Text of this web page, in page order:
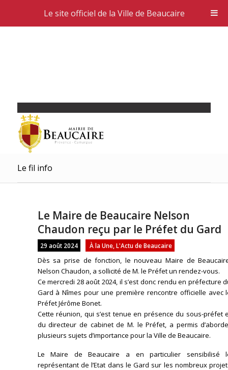
Le fil info
Le Maire de Beaucaire Nelson
Chaudon reçu par le Préfet du Gard
29 août 2024 À la Une, L'Actu de Beaucaire
Dès sa prise de fonction, le nouveau Maire de
Nelson Chaudon, a sollicité de M. le Préfet un rendez-vous.
Ce mercredi 28 août 2024, il s’est donc rendu en préfecture
Gard à Nîmes pour une première rencontre officielle avec
Préfet Jérôme Bonet.
Cette réunion, qui s’est tenue en présence du sous-préfet
du directeur de cabinet de M. le Préfet, a permis
plusieurs sujets d’importance pour la Ville de Beaucaire.
Le Maire de Beaucaire a en particulier sensibilisé
représentant de l’Etat dans le Gard sur les nombreux
Le site officiel de la Ville de Beaucaire